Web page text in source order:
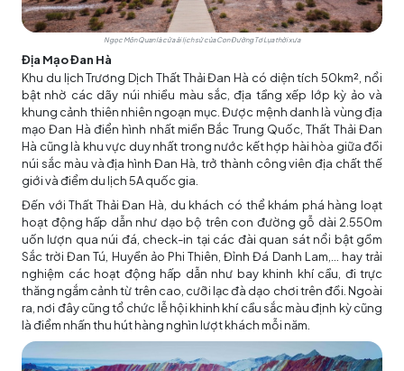
Ngọc Môn Quan là cửa ải lịch sử của Con Đường Tơ Lụa thời xưa
Địa Mạo Đan Hà
Khu du lịch Trương Dịch Thất Thải Đan Hà có diện tích 50km², nổi
bật nhờ các dãy núi nhiều màu sắc, địa tầng xếp lớp kỳ ảo và
khung cảnh thiên nhiên ngoạn mục. Được mệnh danh là vùng địa
mạo Đan Hà điển hình nhất miền Bắc Trung Quốc, Thất Thải Đan
Hà cũng là khu vực duy nhất trong nước kết hợp hài hòa giữa đồi
núi sắc màu và địa hình Đan Hà, trở thành công viên địa chất thế
giới và điểm du lịch 5A quốc gia.
Đến với Thất Thải Đan Hà, du khách có thể khám phá hàng loạt
hoạt động hấp dẫn như dạo bộ trên con đường gỗ dài 2.550m
uốn lượn qua núi đá, check-in tại các đài quan sát nổi bật gồm
Sắc trời Đan Tú, Huyền ảo Phi Thiên, Đỉnh Đá Danh Lam,… hay trải
nghiệm các hoạt động hấp dẫn như bay khinh khí cầu, đi trực
thăng ngắm cảnh từ trên cao, cưỡi lạc đà dạo chơi trên đồi. Ngoài
ra, nơi đây cũng tổ chức lễ hội khinh khí cầu sắc màu định kỳ cũng
là điểm nhấn thu hút hàng nghìn lượt khách mỗi năm.